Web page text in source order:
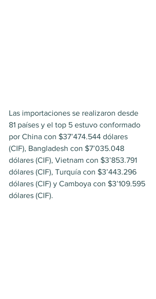
Las importaciones se realizaron desde
81 países y el top 5 estuvo conformado
por China con $37’474.544 dólares
(CIF), Bangladesh con $7’035.048
dólares (CIF), Vietnam con $3’853.791
dólares (CIF), Turquía con $3’443.296
dólares (CIF) y Camboya con $3’109.595
dólares (CIF).